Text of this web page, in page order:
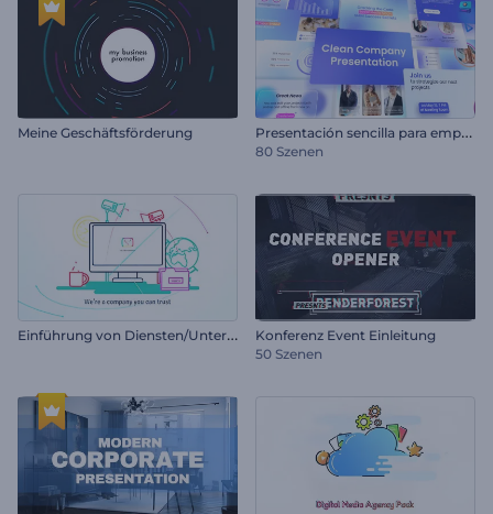
Meine Geschäftsförderung P
resentación sencilla para empresas
80 Szenen
E
inführung von Diensten/Unternehmen
Konferenz Event Einleitung
50 Szenen